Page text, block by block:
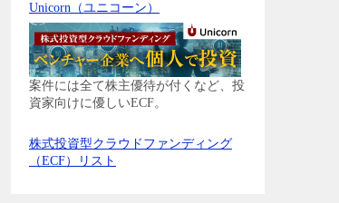
Unicorn（ユニコーン）
案件には全て株主優待が付くなど、投
資家向けに優しいECF。
株式投資型クラウドファンディング
（ECF）リスト